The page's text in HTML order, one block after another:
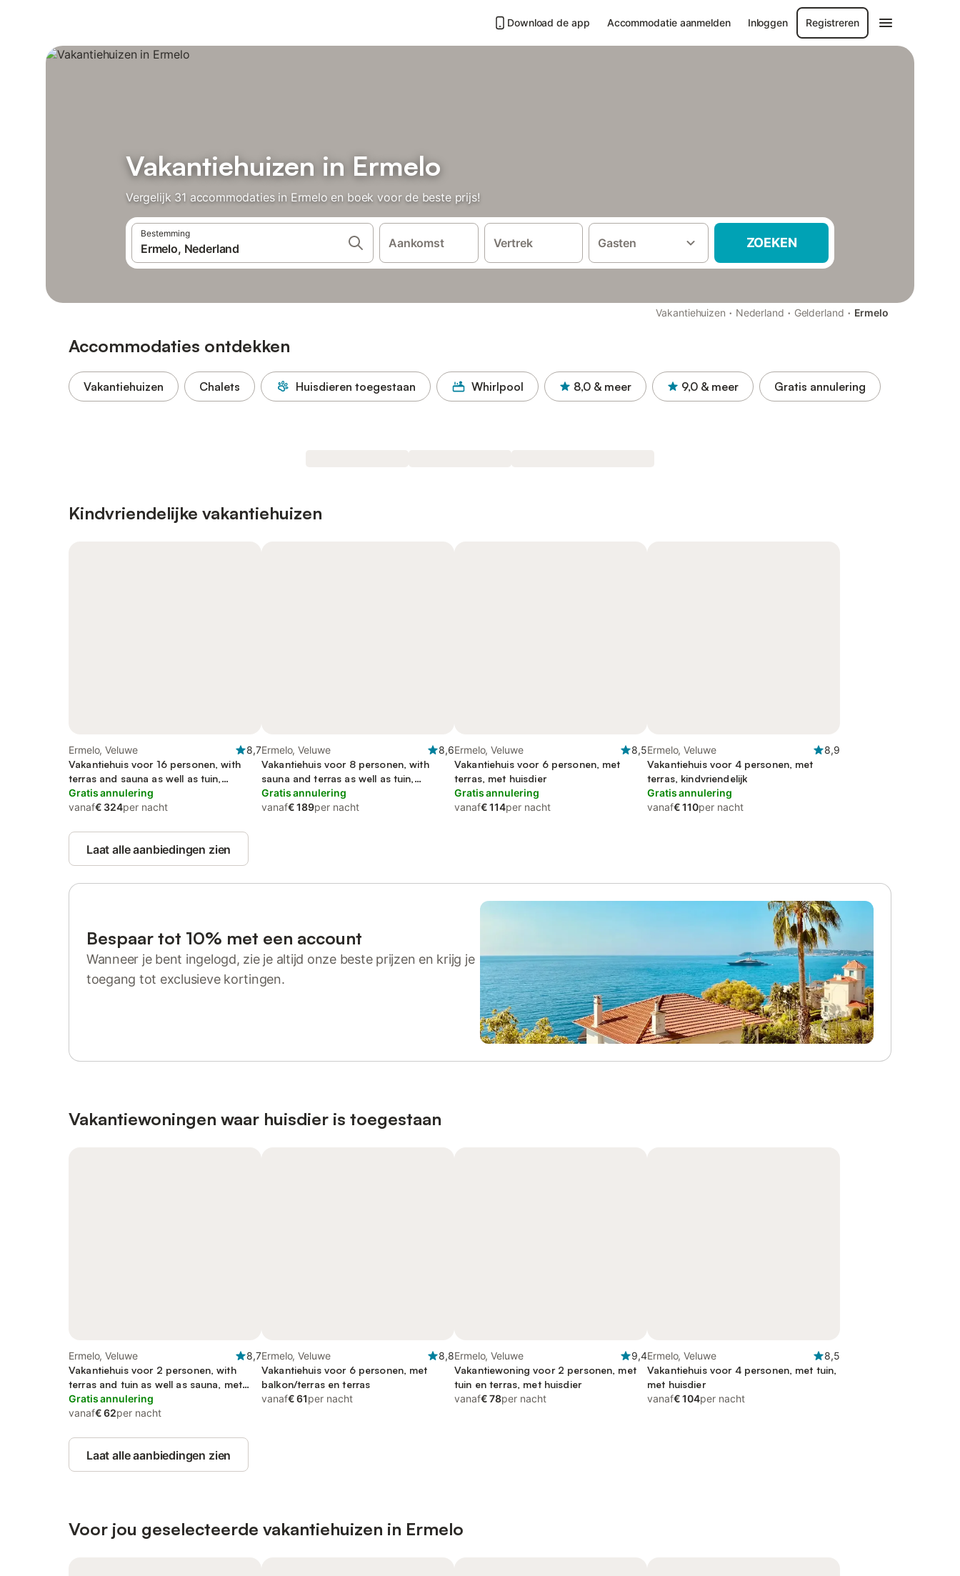
Download de app Accommodatie aanmelden Inloggen Registreren
Vakantiehuizen in Ermelo
Vergelijk 31 accommodaties in Ermelo en boek voor de beste prijs!
Bestemming
Aankomst Vertrek Gasten ZOEKEN
Vakantiehuizen · Nederland · Gelderland · Ermelo
Accommodaties ontdekken
Vakantiehuizen Chalets Huisdieren toegestaan Whirlpool 8,0 & meer 9,0 & meer Gratis annulering
Kindvriendelijke vakantiehuizen
Ermelo, Veluwe
8,7
Vakantiehuis voor 16 personen, with
terras and sauna as well as tuin,
kindvriendelijk
Gratis annulering
vanaf€ 324per nacht
Ermelo, Veluwe
8,6
Vakantiehuis voor 8 personen, with
sauna and terras as well as tuin,
kindvriendelijk
Gratis annulering
vanaf€ 189per nacht
Ermelo, Veluwe
8,5
Vakantiehuis voor 6 personen, met
terras, met huisdier
Gratis annulering
vanaf€ 114per nacht
Ermelo, Veluwe
8,9
Vakantiehuis voor 4 personen, met
terras, kindvriendelijk
Gratis annulering
vanaf€ 110per nacht
Laat alle aanbiedingen zien
Bespaar tot 10% met een account
Wanneer je bent ingelogd, zie je altijd onze beste prijzen en krijg je
toegang tot exclusieve kortingen.
Vakantiewoningen waar huisdier is toegestaan
Ermelo, Veluwe
8,7
Vakantiehuis voor 2 personen, with
terras and tuin as well as sauna, met
huisdier
Gratis annulering
vanaf€ 62per nacht
Ermelo, Veluwe
8,8
Vakantiehuis voor 6 personen, met
balkon/terras en terras
vanaf€ 61per nacht
Ermelo, Veluwe
9,4
Vakantiewoning voor 2 personen, met
tuin en terras, met huisdier
vanaf€ 78per nacht
Ermelo, Veluwe
8,5
Vakantiehuis voor 4 personen, met tuin,
met huisdier
vanaf€ 104per nacht
Laat alle aanbiedingen zien
Voor jou geselecteerde vakantiehuizen in Ermelo